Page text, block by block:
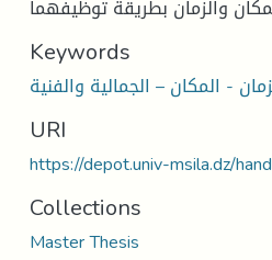
Keywords
URI
https://depot.univ-msila.dz/
Collections
Master Thesis